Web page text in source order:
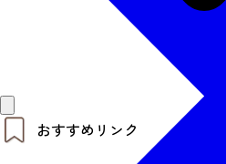
おすすめリンク